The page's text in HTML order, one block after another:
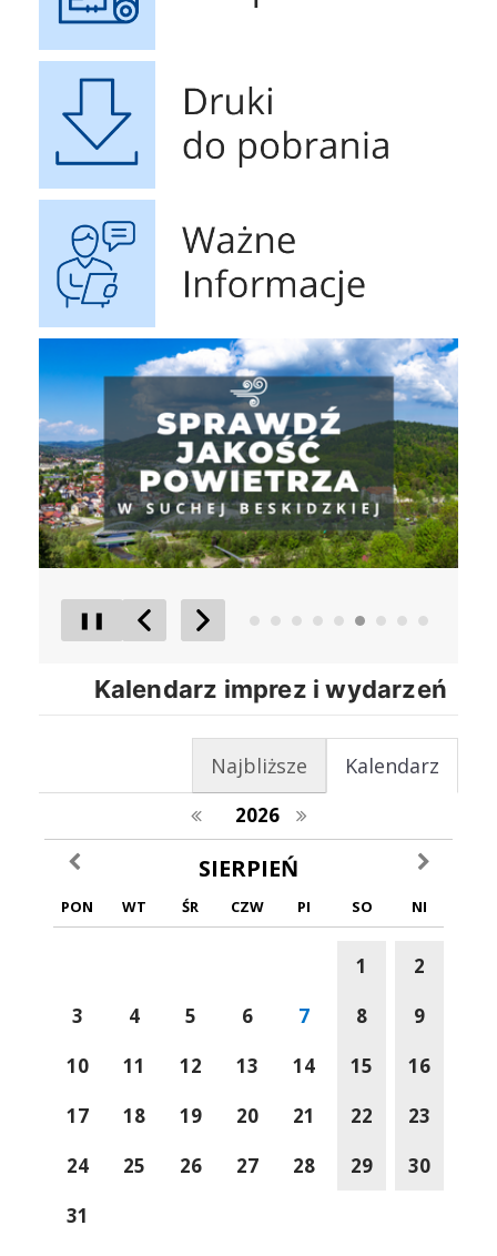
❚❚
Poprzedni Element
Następny Element
Kalendarz imprez i wydarzeń
Kalendarz
Najbliższe
poprzedni rok
2026 następny rok
poprzedni miesiącSIERPIEŃ następny
PON WT ŚR CZW PI SO NI
1
2
3
4 5 6 7 8
9
10
11 12 13 14 15
16
17
18 19 20 21 22
23
24
25 26 27 28 29
30
31